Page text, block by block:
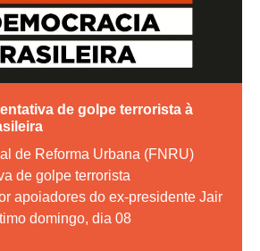
de golpe terrorista à
de Reforma Urbana (FNRU)
de golpe terrorista
apoiadores do ex-presidente Jair
domingo, dia 08